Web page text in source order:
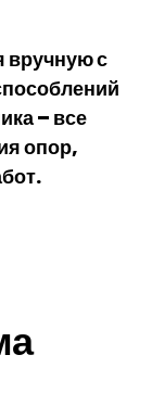
вручную с
– все
опор,